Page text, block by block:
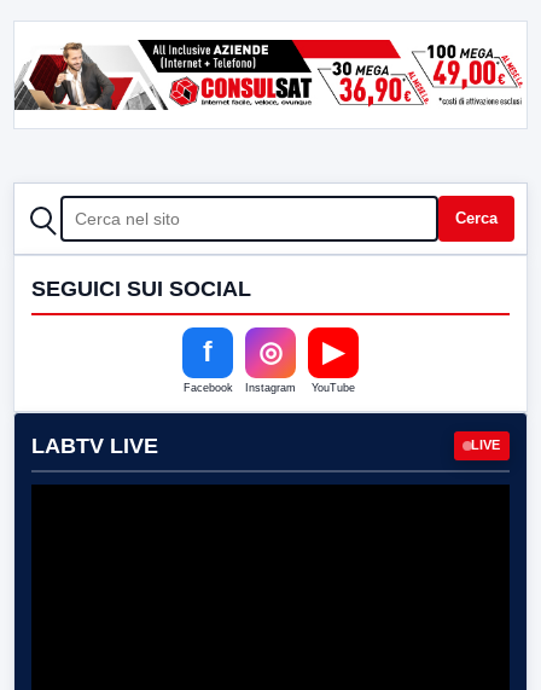
CERCA Cerca
SEGUICI SUI SOCIAL
f
Facebook
◎
Instagram
▶
YouTube
LABTV LIVE LIVE